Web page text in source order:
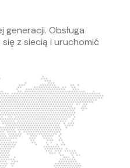
Obsługa
z siecią i uruchomić